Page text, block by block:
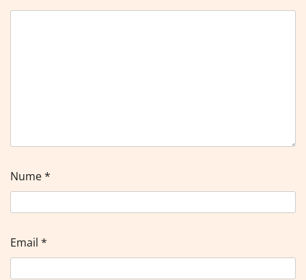
Nume*
Email *